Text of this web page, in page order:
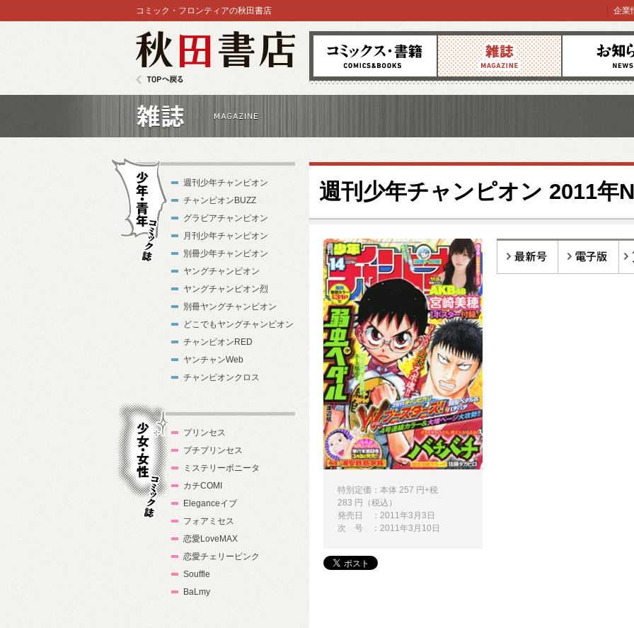
コミックス 雑誌 お知らせ
コミック・フロンティアの秋田書店 企業
週刊少年チャンピオン 2011年
特別定価：本体 257 円+税
283 円（税込）
発売日 ：2011年3月3日
次 号 ：2011年3月10日
週刊少年チャンピオン
チャンピオンBUZZ
グラビアチャンピオン
月刊少年チャンピオン
別冊少年チャンピオン
ヤングチャンピオン
ヤングチャンピオン烈
別冊ヤングチャンピオン
どこでもヤングチャンピオン
チャンピオンRED
ヤンチャンWeb
チャンピオンクロス
プリンセス
プチプリンセス
ミステリーボニータ
カチCOMI
Eleganceイブ
フォアミセス
恋愛LoveMAX
恋愛チェリーピンク
Souffle
BaLmy